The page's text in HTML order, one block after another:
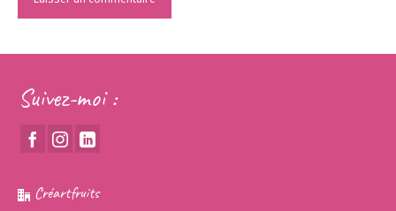
Suivez-moi :
Créartfruits